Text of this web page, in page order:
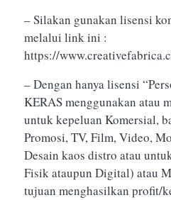
– Silakan gunakan lisensi
melalui link ini :
https://
– Dengan hanya lisensi
KERAS menggunakan atau
untuk kepeluan Komersial,
Promosi, TV, Film, Video,
Desain kaos distro atau
Fisik ataupun Digital) atau
tujuan menghasilkan profit/